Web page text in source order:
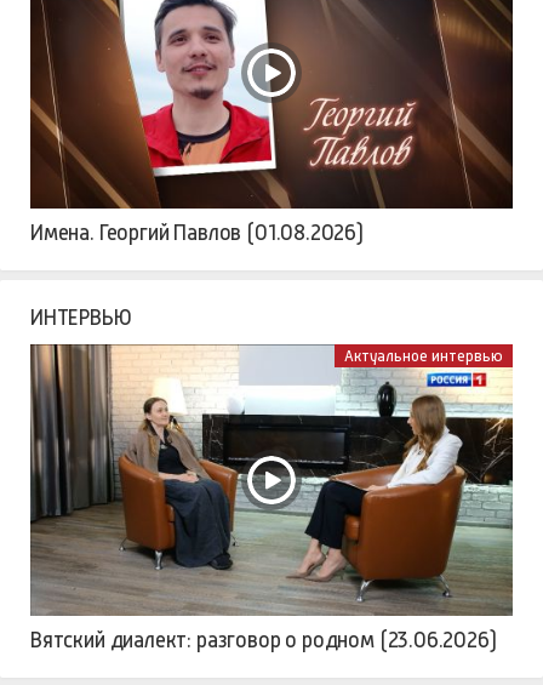
Имена. Георгий Павлов (01.08.2026)
ИНТЕРВЬЮ
Актуальное интервью
Вятский диалект: разговор о родном (23.06.2026)